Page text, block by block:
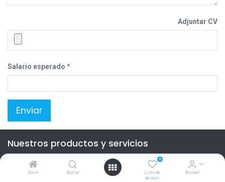
Inicio Buscar
0
Lista de
deseos
Account
Adjuntar CV
Salario esperado
Enviar
Nuestros productos y servicios
Contacte con nosotros